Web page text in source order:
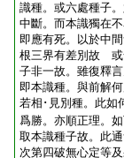
識種。或六處種子
中斷。而本識獨在
即應有死。以於中
根三界有差別故 或
子非一故。雖復釋
即本識種。與前解
若相･見別種。此如
爲勝。亦順正理。
取本識種子故。此
次第四破無心定等